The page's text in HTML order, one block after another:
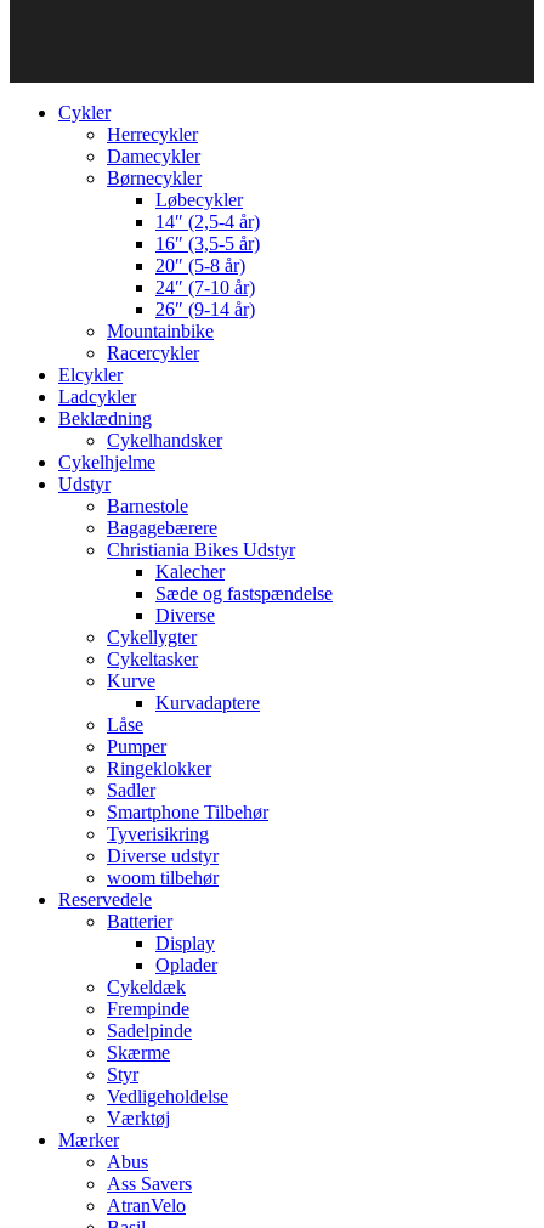
Cykler
Herrecykler
Damecykler
Børnecykler
Løbecykler
14″ (2,5-4 år)
16″ (3,5-5 år)
20″ (5-8 år)
24″ (7-10 år)
26″ (9-14 år)
Mountainbike
Racercykler
Elcykler
Ladcykler
Beklædning
Cykelhandsker
Cykelhjelme
Udstyr
Barnestole
Bagagebærere
Christiania Bikes Udstyr
Kalecher
Sæde og fastspændelse
Diverse
Cykellygter
Cykeltasker
Kurve
Kurvadaptere
Låse
Pumper
Ringeklokker
Sadler
Smartphone Tilbehør
Tyverisikring
Diverse udstyr
woom tilbehør
Reservedele
Batterier
Display
Oplader
Cykeldæk
Frempinde
Sadelpinde
Skærme
Styr
Vedligeholdelse
Værktøj
Mærker
Abus
Ass Savers
AtranVelo